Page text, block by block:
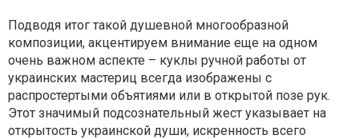
Подводя итог такой душевной многообразной
композиции, акцентируем внимание еще на одном
очень важном аспекте – куклы ручной работы от
украинских мастериц всегда изображены с
распростертыми объятиями или в открытой позе рук.
Этот значимый подсознательный жест указывает на
открытость украинской души, искренность всего